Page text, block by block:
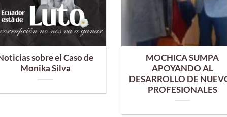
sobre el Caso de
Monika Silva
MOCHICA SUMPA
APOYANDO AL
DESARROLLO DE
PROFESIONALES